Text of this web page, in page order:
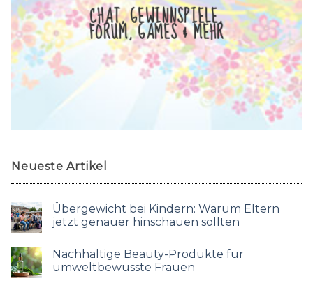
CHAT, GEWINNSPIELE,
FORUM, GAMES & MEHR
Neueste Artikel
Übergewicht bei Kindern: Warum Eltern
jetzt genauer hinschauen sollten
Nachhaltige Beauty-Produkte für
umweltbewusste Frauen